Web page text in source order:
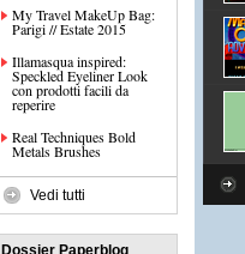
My Travel MakeUp Bag:
Parigi // Estate 2015
Illamasqua inspired:
Speckled Eyeliner Look
con prodotti facili da
reperire
Real Techniques Bold
Metals Brushes
Vedi tutti
Dossier Paperblog